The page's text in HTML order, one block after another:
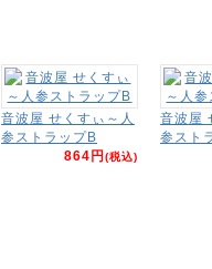
音波屋 せくすぃ～人
参ストラップB
864円(税込)
音波屋
参スト